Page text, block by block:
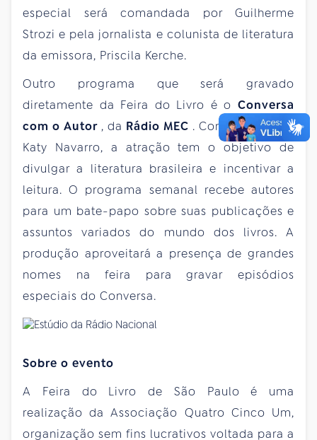
especial será comandada por Guilherme
Strozi e pela jornalista e colunista de literatura
da emissora, Priscila Kerche.
Outro programa que será gravado
diretamente da Feira do Livro é o Conversa
com o Autor , da Rádio MEC . Comandado por
Katy Navarro, a atração tem o objetivo de
divulgar a literatura brasileira e incentivar a
leitura. O programa semanal recebe autores
para um bate-papo sobre suas publicações e
assuntos variados do mundo dos livros. A
produção aproveitará a presença de grandes
nomes na feira para gravar episódios
especiais do Conversa.
Sobre o evento
A Feira do Livro de São Paulo é uma
realização da Associação Quatro Cinco Um,
organização sem fins lucrativos voltada para a